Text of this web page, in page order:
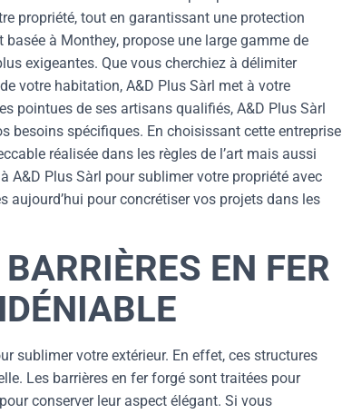
propriété, tout en garantissant une protection
à Monthey, propose une large gamme de
exigeantes. Que vous cherchiez à délimiter
votre habitation, A&D Plus Sàrl met à votre
pointues de ses artisans qualifiés, A&D Plus Sàrl
besoins spécifiques. En choisissant cette entreprise
réalisée dans les règles de l’art mais aussi
A&D Plus Sàrl pour sublimer votre propriété avec
aujourd’hui pour concrétiser vos projets dans les
EN FER
sublimer votre extérieur. En effet, ces structures
Les barrières en fer forgé sont traitées pour
conserver leur aspect élégant. Si vous